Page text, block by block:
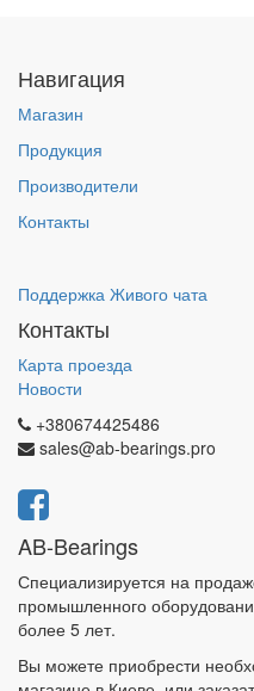
Навигация
Магазин
Продукция
Производители
Контакты
Поддержка Живого чата
Контакты
Карта проезда
Новости
+380674425486
sales@ab-bearings.pro
AB-Bearings
Специализируется на
промышленного
более 5 лет.
Вы можете приобрести